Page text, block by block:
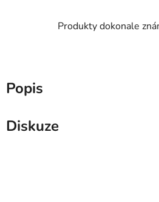
Produkty dokonale
Popis
Diskuze